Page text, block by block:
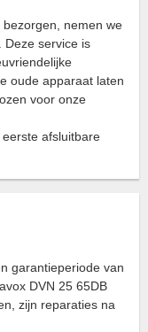
nemen we
Deze service is
oude apparaat laten
voor onze
afsluitbare
garantieperiode van
DVN 25 65DB
zijn reparaties na